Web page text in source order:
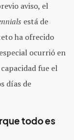
aviso, el
está de
ha ofrecido
ocurrió en
fue el
días de
todo es